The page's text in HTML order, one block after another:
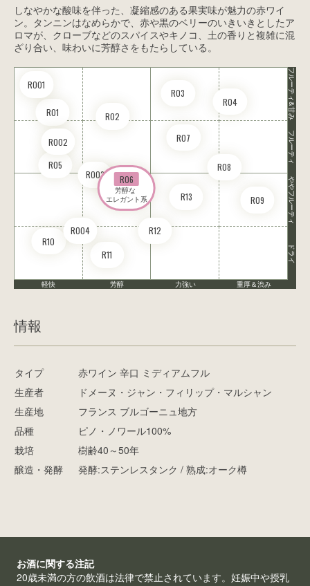
しなやかな酸味を伴った、凝縮感のある果実味が魅力の赤ワイ
ン。タンニンはなめらかで、赤や黒のベリーのいきいきとしたア
ロマが、クローブなどのスパイスやキノコ、土の香りと複雑に混
ざり合い、味わいに芳醇さをもたらしている。
R01 R02
R03
R04
R05
R06
芳醇な
エレガント系
R07
R08
R09
R10
R11
R12
R13
RO01
RO02
RO03
RO04
フルーティ&甘み
フルーティ
ややフルーティ
ドライ
軽快 芳醇 力強い 重厚＆渋み
情報
タイプ
赤ワイン 辛口 ミディアムフル
生産者
ドメーヌ・ジャン・フィリップ・マルシャン
生産地
フランス ブルゴーニュ地方
品種
ピノ・ノワール100%
栽培
樹齢40～50年
醸造・発酵
発酵:ステンレスタンク / 熟成:オーク樽
お酒に関する注記
20歳未満の方の飲酒は法律で禁止されています。妊娠中や授乳